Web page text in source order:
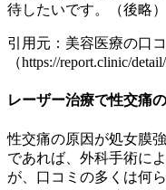
待したいです。（後略）
引用元：美容医療の口
（https://report.clinic/
レーザー治療で性交痛
性交痛の原因が処女膜
であれば、外科手術に
が、口コミの多くは何